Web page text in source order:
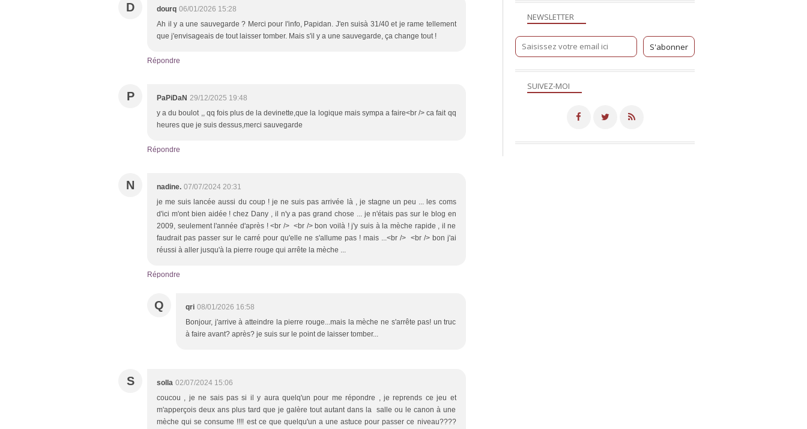
D dourq 06/01/2026 15:28
Ah il y a une sauvegarde ? Merci pour l'info, Papidan. J'en suisà 31/40 et je rame tellement
que j'envisageais de tout laisser tomber. Mais s'il y a une sauvegarde, ça change tout !
Répondre
P PaPiDaN 29/12/2025 19:48
y a du boulot ,, qq fois plus de la devinette,que la logique mais sympa a faire<br /> ca fait qq
heures que je suis dessus,merci sauvegarde
Répondre
N nadine. 07/07/2024 20:31
je me suis lancée aussi du coup ! je ne suis pas arrivée là , je stagne un peu ... les coms
d'ici m'ont bien aidée ! chez Dany , il n'y a pas grand chose ... je n'étais pas sur le blog en
2009, seulement l'année d'après ! <br /> <br /> bon voilà ! j'y suis à la mèche rapide , il ne
faudrait pas passer sur le carré pour qu'elle ne s'allume pas ! mais ...<br /> <br /> bon j'ai
réussi à aller jusqu'à la pierre rouge qui arrête la mèche ...
Répondre
Q qri 08/01/2026 16:58
Bonjour, j'arrive à atteindre la pierre rouge...mais la mèche ne s'arrête pas! un truc
à faire avant? après? je suis sur le point de laisser tomber...
S solla 02/07/2024 15:06
coucou , je ne sais pas si il y aura quelq'un pour me répondre , je reprends ce jeu et
m'apperçois deux ans plus tard que je galère tout autant dans la salle ou le canon à une
mèche qui se consume !!!! est ce que quelqu'un a une astuce pour passer ce niveau????
NEWSLETTER
SUIVEZ-MOI